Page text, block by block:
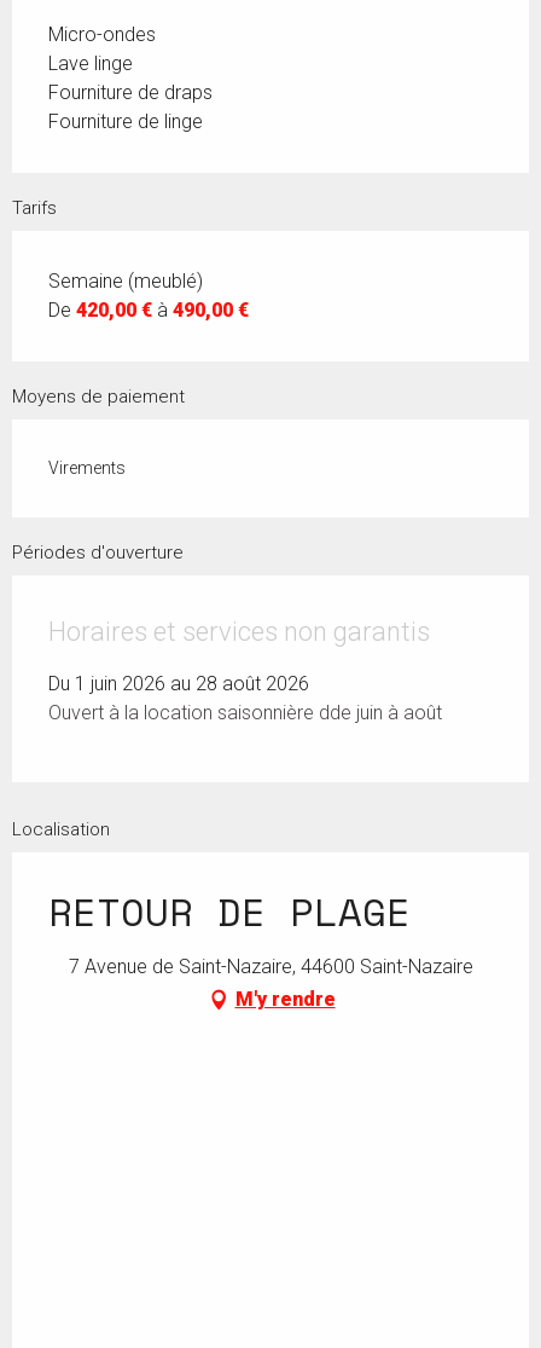
Micro-ondes
Lave linge
Fourniture de draps
Fourniture de linge
Tarifs
Semaine (meublé)
De 420,00 € à 490,00 €
Moyens de paiement
Virements
Périodes d'ouverture
Horaires et services non garantis
Du 1 juin 2026 au 28 août 2026
Ouvert à la location saisonnière dde juin à août
Localisation
RETOUR DE PLAGE
7 Avenue de Saint-Nazaire, 44600 Saint-Nazaire
M'y rendre